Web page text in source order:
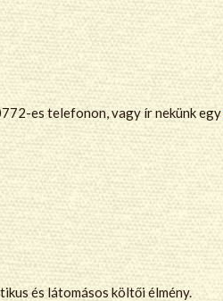
es telefonon, vagy ír nekünk egy
és látomásos költői élmény.